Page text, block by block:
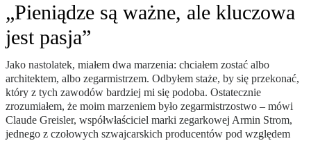
„Pieniądze są ważne, ale kluczowa
jest pasja”
Jako nastolatek, miałem dwa marzenia: chciałem zostać albo
architektem, albo zegarmistrzem. Odbyłem staże, by się przekonać,
który z tych zawodów bardziej mi się podoba. Ostatecznie
zrozumiałem, że moim marzeniem było zegarmistrzostwo – mówi
Claude Greisler, współwłaściciel marki zegarkowej Armin Strom,
jednego z czołowych szwajcarskich producentów pod względem